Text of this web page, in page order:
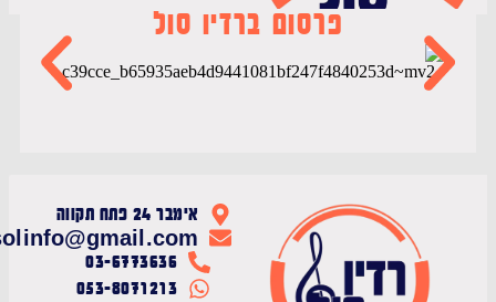
פרסום ברדיו סול
אימבר 24 פתח תקווה
radiosolinfo@gmail.com
03-6773636
053-8071213